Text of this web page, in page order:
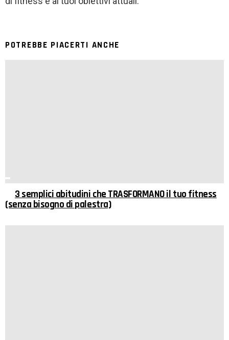
POTREBBE PIACERTI ANCHE
3 semplici abitudini che TRASFORMANO il tuo fitness
(senza bisogno di palestra)